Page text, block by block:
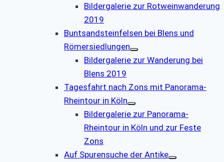
Bildergalerie zur Rotweinwanderung
2019
Buntsandsteinfelsen bei Blens und
Römersiedlungen
Bildergalerie zur Wanderung bei
Blens 2019
Tagesfahrt nach Zons mit Panorama-
Rheintour in Köln
Bildergalerie zur Panorama-
Rheintour in Köln und zur Feste
Zons
Auf Spurensuche der Antike